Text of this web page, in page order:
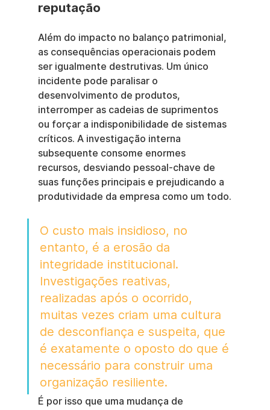
reputação
Além do impacto no balanço patrimonial,
as consequências operacionais podem
ser igualmente destrutivas. Um único
incidente pode paralisar o
desenvolvimento de produtos,
interromper as cadeias de suprimentos
ou forçar a indisponibilidade de sistemas
críticos. A investigação interna
subsequente consome enormes
recursos, desviando pessoal-chave de
suas funções principais e prejudicando a
produtividade da empresa como um todo.
O custo mais insidioso, no
entanto, é a erosão da
integridade institucional.
Investigações reativas,
realizadas após o ocorrido,
muitas vezes criam uma cultura
de desconfiança e suspeita, que
é exatamente o oposto do que é
necessário para construir uma
organização resiliente.
É por isso que uma mudança de